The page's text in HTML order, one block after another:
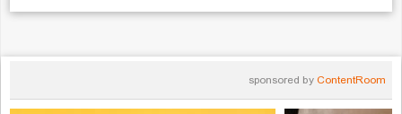
sponsored by ContentRoom